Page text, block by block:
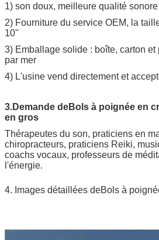
1) son doux, meilleure qualité sonore
2) Fourniture du service OEM, la
10''
3) Emballage solide : boîte, carton
par mer
4) L'usine vend directement et
3.Demande deBols à poignée en
en gros
Thérapeutes du son, praticiens en
chiropracteurs, praticiens Reiki,
coachs vocaux, professeurs de
l'énergie.
4. Images détaillées deBols à